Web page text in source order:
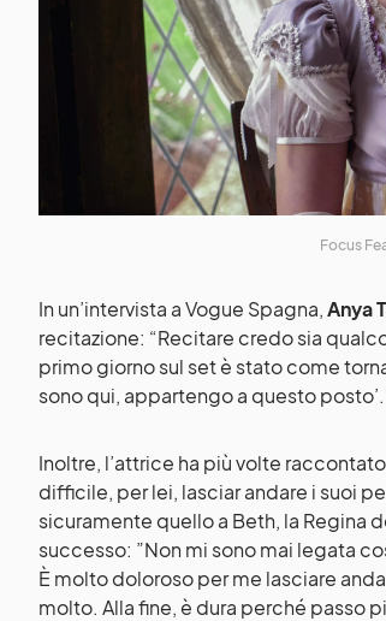
Focus
In un’intervista a Vogue Spagna,Anya
recitazione: “Recitare credo sia
primo giorno sul set è stato come
sono qui, appartengo a questo
Inoltre, l’attrice ha più volte
difficile, per lei, lasciar andare i suoi
sicuramente quello a Beth, la Regina
successo: ”Non mi sono mai legata
È molto doloroso per me lasciare
molto. Alla fine, è dura perché passo